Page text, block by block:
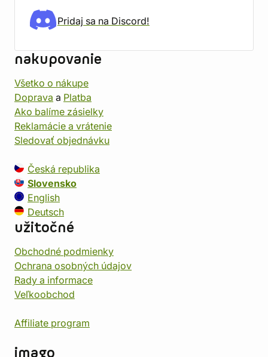
Pridaj sa na Discord!
nakupovanie
Všetko o nákupe
Doprava a Platba
Ako balíme zásielky
Reklamácie a vrátenie
Sledovať objednávku
Česká republika
Slovensko
English
Deutsch
užitočné
Obchodné podmienky
Ochrana osobných údajov
Rady a informace
Veľkoobchod
Affiliate program